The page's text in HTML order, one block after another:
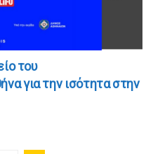
του
για την ισότητα στην